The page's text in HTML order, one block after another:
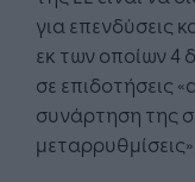
για επενδύσεις
εκ των οποίων 4
σε επιδοτήσεις
συνάρτηση της